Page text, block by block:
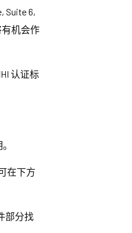
Suite 6,
机会作
认证标
在下方
部分找